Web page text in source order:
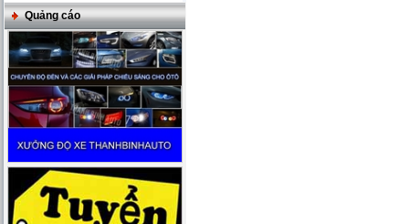
Quảng cáo